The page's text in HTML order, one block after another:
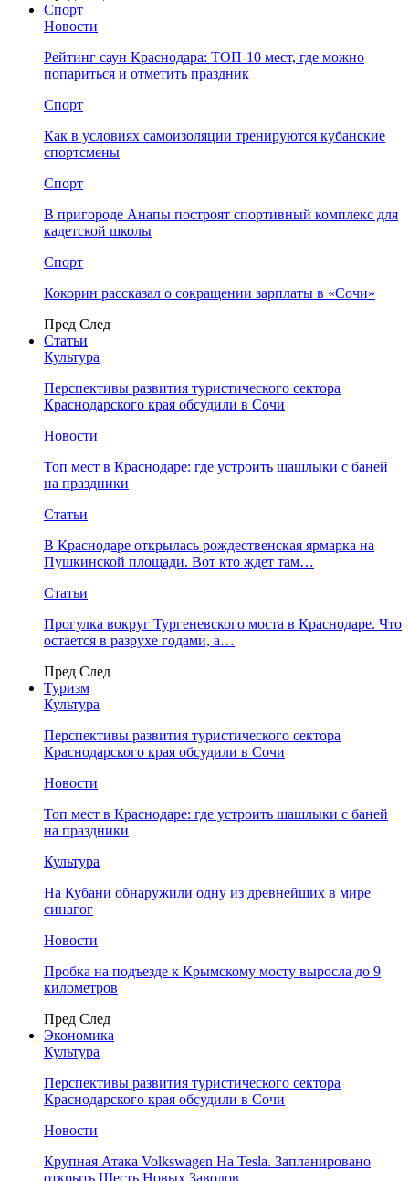
Спорт
Новости
Рейтинг саун Краснодара: ТОП-10 мест, где можно
попариться и отметить праздник
Спорт
Как в условиях самоизоляции тренируются кубанские
спортсмены
Спорт
В пригороде Анапы построят спортивный комплекс для
кадетской школы
Спорт
Кокорин рассказал о сокращении зарплаты в «Сочи»
Пред След
Статьи
Культура
Перспективы развития туристического сектора
Краснодарского края обсудили в Сочи
Новости
Топ мест в Краснодаре: где устроить шашлыки с баней
на праздники
Статьи
В Краснодаре открылась рождественская ярмарка на
Пушкинской площади. Вот кто ждет там…
Статьи
Прогулка вокруг Тургеневского моста в Краснодаре. Что
остается в разрухе годами, а…
Пред След
Туризм
Культура
Перспективы развития туристического сектора
Краснодарского края обсудили в Сочи
Новости
Топ мест в Краснодаре: где устроить шашлыки с баней
на праздники
Культура
На Кубани обнаружили одну из древнейших в мире
синагог
Новости
Пробка на подъезде к Крымскому мосту выросла до 9
километров
Пред След
Экономика
Культура
Перспективы развития туристического сектора
Краснодарского края обсудили в Сочи
Новости
Крупная Атака Volkswagen На Tesla. Запланировано
открыть Шесть Новых Заводов